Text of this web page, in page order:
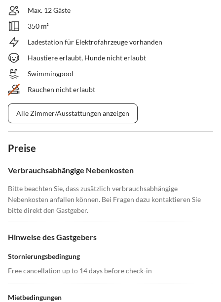
Max. 12 Gäste
350 m²
Ladestation für Elektrofahrzeuge vorhanden
Haustiere erlaubt, Hunde nicht erlaubt
Swimmingpool
Rauchen nicht erlaubt
Alle Zimmer/Ausstattungen anzeigen
Preise
Verbrauchsabhängige Nebenkosten
Bitte beachten Sie, dass zusätzlich verbrauchsabhängige
Nebenkosten anfallen können. Bei Fragen dazu kontaktieren Sie
bitte direkt den Gastgeber.
Hinweise des Gastgebers
Stornierungsbedingung
Free cancellation up to 14 days before check-in
Mietbedingungen